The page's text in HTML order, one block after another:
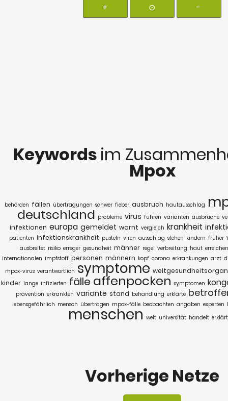
+ ⊙ -
Keywords im
Mpox
behörden fällen übertragungen schwer fieber ausbruch hautausschlag
deutschland probleme virus führen varianten ausbrüche
infektionen europa gemeldet warnt vergleich krankheit
patienten infektionskrankheit pusteln viren ausschlag stehen kindern früher
ausbreitet risiko erreger gesundheit männer regel verbreitung haut erreichen
internationalen impfstoff personen männern kopf corona erkrankungen arzt
mpox-virus verantwortlich symptome
kinder lange infizierten fälle affenpocken symptomen
prävention erkrankten variante stand behandlung erklärte
lebensgefährlich mensch übertragen mpox-fälle beobachten angaben experten
menschen welt universität handelt erklärt
Vorherige Netze